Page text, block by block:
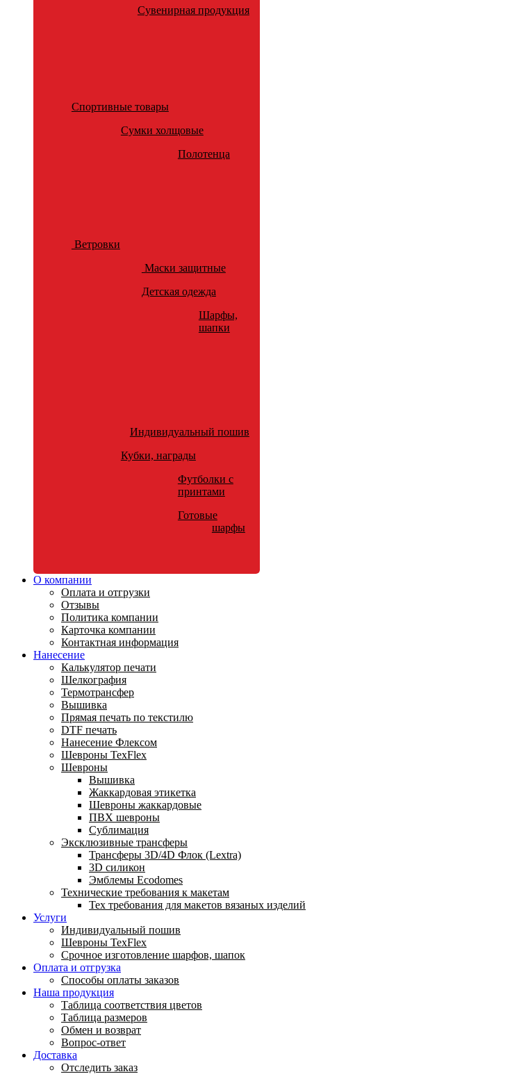
Сувенирная продукция
Спортивные товары
Сумки холщовые
Полотенца
Ветровки
Маски защитные
Детская одежда
Шарфы,
шапки
Индивидуальный пошив
Кубки, награды
Футболки с
принтами
Готовые
шарфы
О компании
Оплата и отгрузки
Отзывы
Политика компании
Карточка компании
Контактная информация
Нанесение
Калькулятор печати
Шелкография
Термотрансфер
Вышивка
Прямая печать по текстилю
DTF печать
Нанесение Флексом
Шевроны TexFlex
Шевроны
Вышивка
Жаккардовая этикетка
Шевроны жаккардовые
ПВХ шевроны
Сублимация
Эксклюзивные трансферы
Трансферы 3D/4D Флок (Lextra)
3D силикон
Эмблемы Ecodomes
Технические требования к макетам
Тех требования для макетов вязаных изделий
Услуги
Индивидуальный пошив
Шевроны TexFlex
Срочное изготовление шарфов, шапок
Оплата и отгрузка
Способы оплаты заказов
Наша продукция
Таблица соответствия цветов
Таблица размеров
Обмен и возврат
Вопрос-ответ
Доставка
Отследить заказ